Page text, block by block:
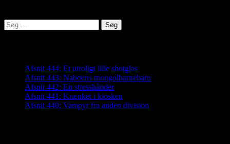
Søg
efter:
Afsnit 444: Et utroligt lille shotglas
Afsnit 443: Naboens mongolbarnebarn
Afsnit 442: En stresshånder
Afsnit 441: Krænket i kiosken
Afsnit 440: Vampyr fra anden division